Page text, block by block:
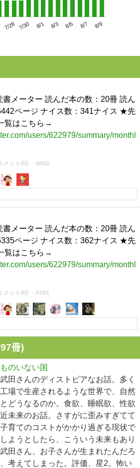
7/28 7/30 8/1 8/3 8/5 8/7 8/9
書メーター 読んだ本の数：20冊 読ん
ページ ナイス数：341ナイス ★先
覧はこちら→
users/622979/summary/monthl
メント(0) 08/02
書メーター 読んだ本の数：20冊 読ん
ページ ナイス数：362ナイス ★先
覧はこちら→
users/622979/summary/monthl
メント(0) 07/01
冊)
のいない国
田さんのディストピアなお話。多く
場で生産されるような世界で、自然
どうなるのか。食欲、睡眠欲、性欲
未来のお話。さすがに歪みすぎてて
育てのコストがかかり過ぎる現状で
ようとしたら、こういう未来もあり
田さん、お子さんが生まれたんだろ
考えてしまった。評価、星2。怖い